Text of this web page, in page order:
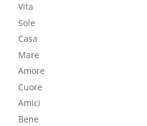
Vita
Sole
Casa
Mare
Amore
Cuore
Amici
Bene